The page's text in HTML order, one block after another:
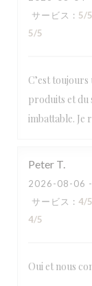
サービス : 5/5
5/5
C’est
produits et
imbattable. Je
Peter T
2026-08-06
サービス : 4/5
4/5
Oui et nous